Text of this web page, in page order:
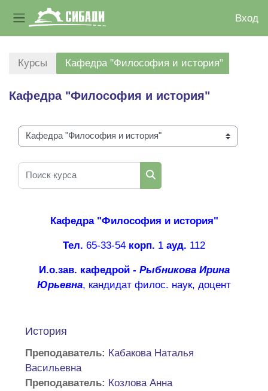
Боковая панель
Вход
Курсы Кафедра "Философия и история"
Кафедра "Философия и история"
Категории курсов
Поиск курса
Поиск курса
Кафедра "Философия и история"
Тел. 65-33-54 корп. 1 ауд. 112
И.о.зав. кафедрой - Рыбникова Ирина
Юрьевна, кандидат филос. наук, доцент
История
Преподаватель: Кабакова Наталья
Васильевна
Преподаватель: Козлова Анна